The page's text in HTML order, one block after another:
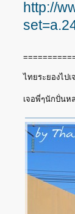
http://
ไทยระยองไป
เจอพี่ๆนักปั่นห